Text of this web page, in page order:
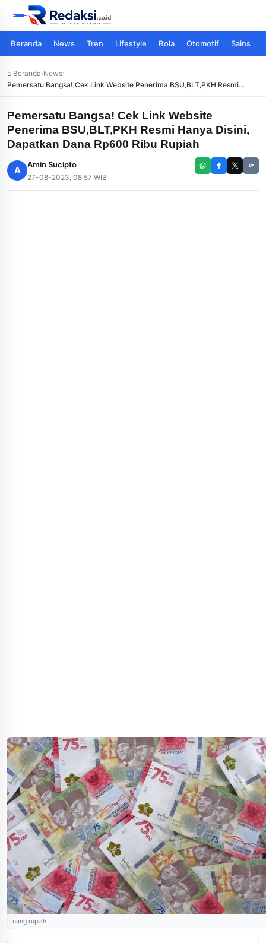
Beranda News Tren Lifestyle Bola Otomotif Sains
⌂ Beranda›News›
Pemersatu Bangsa! Cek Link Website Penerima BSU,BLT,PKH Resmi
Hanya Disini, Dapatkan Dana Rp600 Ribu Rupiah
Pemersatu Bangsa! Cek Link Website
Penerima BSU,BLT,PKH Resmi Hanya Disini,
Dapatkan Dana Rp600 Ribu Rupiah
A
Amin Sucipto
27-08-2023, 08:57 WIB
uang rupiah